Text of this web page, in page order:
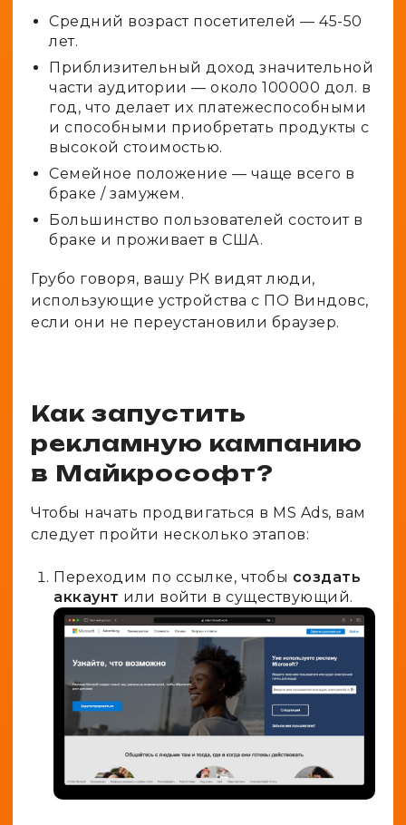
Средний возраст посетителей — 45-50
лет.
Приблизительный доход значительной
части аудитории — около 100000 дол. в
год, что делает их платежеспособными
и способными приобретать продукты с
высокой стоимостью.
Семейное положение — чаще всего в
браке / замужем.
Большинство пользователей состоит в
браке и проживает в США.
Грубо говоря, вашу РК видят люди,
использующие устройства с ПО Виндовс,
если они не переустановили браузер.
Как запустить
рекламную кампанию
в Майкрософт?
Чтобы начать продвигаться в MS Ads, вам
следует пройти несколько этапов:
Переходим по ссылке, чтобы создать
аккаунт или войти в существующий.